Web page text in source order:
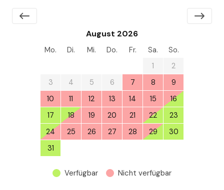
August 2026
Mo. Di. Mi. Do. Fr. Sa.
So.
1
2
3
4 5 6 7 8
9
10
11 12 13 14 15
16
17
18 19 20 21 22
23
24
25 26 27 28 29
30
31
Verfügbar Nicht verfügbar